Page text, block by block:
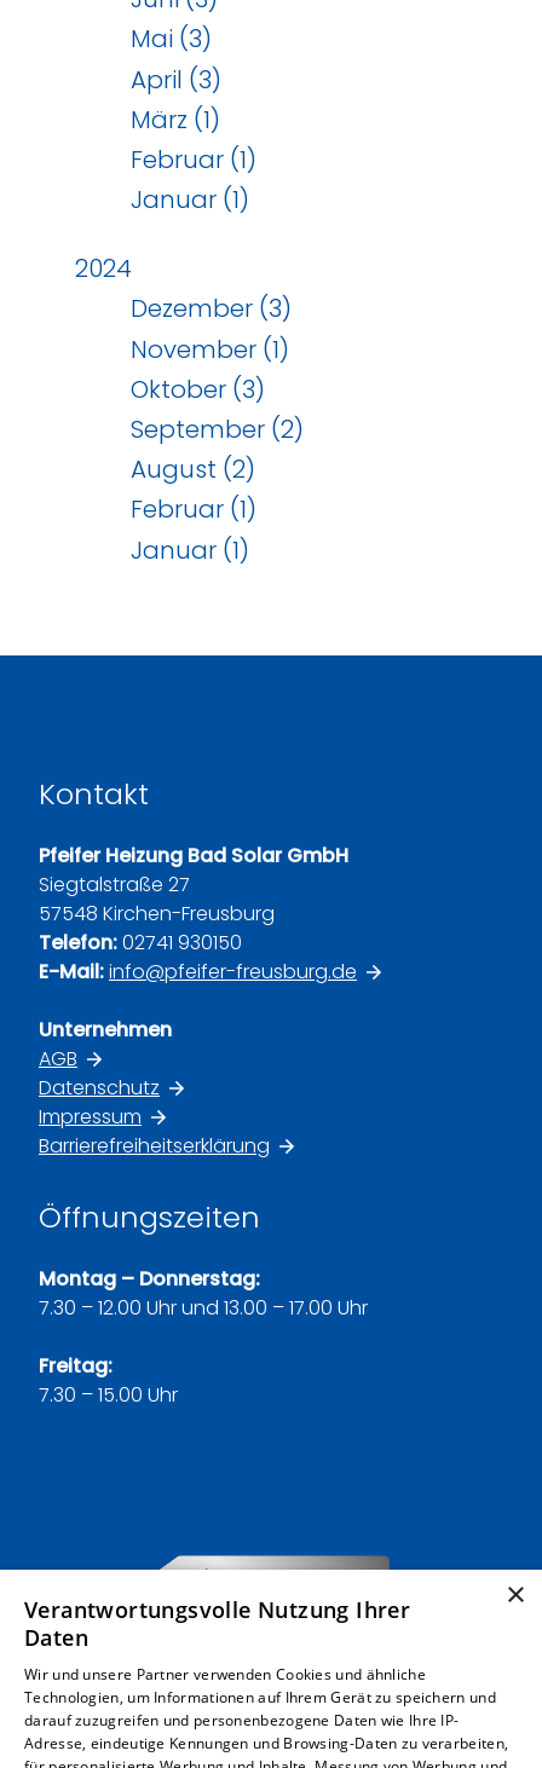
Mai (3)
April (3)
März (1)
Februar (1)
Januar (1)
2024
Dezember (3)
November (1)
Oktober (3)
September (2)
August (2)
Februar (1)
Januar (1)
Kontakt
Pfeifer Heizung Bad Solar GmbH
Siegtalstraße 27
57548 Kirchen-Freusburg
Telefon:02741 930150
E-Mail:info@pfeifer-freusburg.de
Unternehmen
AGB
Datenschutz
Impressum
Barrierefreiheitserklärung
Öffnungszeiten
Montag – Donnerstag:
7.30 – 12.00 Uhr und 13.00 – 17.00 Uhr
Freitag:
7.30 – 15.00 Uhr
×
Verantwortungsvolle Nutzung Ihrer
Daten
Wir und unsere Partner verwenden Cookies und ähnliche
Technologien, um Informationen auf Ihrem Gerät zu speichern und
darauf zuzugreifen und personenbezogene Daten wie Ihre IP-
Adresse, eindeutige Kennungen und Browsing-Daten zu verarbeiten,